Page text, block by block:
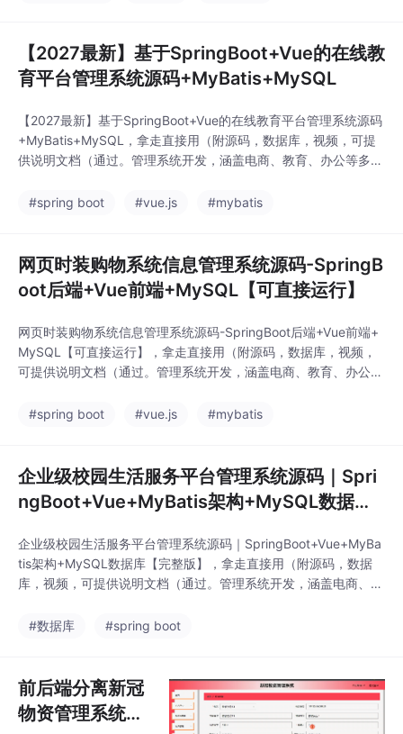
【2027最新】基于SpringBoot+Vue的在线教
育平台管理系统源码+MyBatis+MySQL
【2027最新】基于SpringBoot+Vue的在线教育平台管理系统源码
+MyBatis+MySQL，拿走直接用（附源码，数据库，视频，可提
供说明文档（通过。管理系统开发，涵盖电商、教育、办公等多个
企业级软件项目的设计与开发，熟悉从需求分析、架构设计到编码
#spring boot #vue.js #mybatis
网页时装购物系统信息管理系统源码-SpringB
oot后端+Vue前端+MySQL【可直接运行】
网页时装购物系统信息管理系统源码-SpringBoot后端+Vue前端+
MySQL【可直接运行】，拿走直接用（附源码，数据库，视频，
可提供说明文档（通过。管理系统开发，涵盖电商、教育、办公等
多个企业级软件项目的设计与开发，熟悉从需求分析、架构设计到
#spring boot #vue.js #mybatis
企业级校园生活服务平台管理系统源码｜Spri
ngBoot+Vue+MyBatis架构+MySQL数据库
企业级校园生活服务平台管理系统源码｜SpringBoot+Vue+MyBa
tis架构+MySQL数据库【完整版】，拿走直接用（附源码，数据
库，视频，可提供说明文档（通过。管理系统开发，涵盖电商、教
导。项目均包含完整文档、演示案例和技术支持，可满足学习研
#数据库 #spring boot
前后端分离新冠
物资管理系统系